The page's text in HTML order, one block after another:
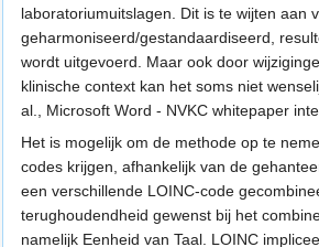
laboratoriumuitslagen. Dit is te wijten aan
geharmoniseerd/gestandaardiseerd,
wordt uitgevoerd. Maar ook door
klinische context kan het soms niet
al., Microsoft Word - NVKC whitepaper
Het is mogelijk om de methode op te
codes krijgen, afhankelijk van de
een verschillende LOINC-code
terughoudendheid gewenst bij het
namelijk Eenheid van Taal. LOINC